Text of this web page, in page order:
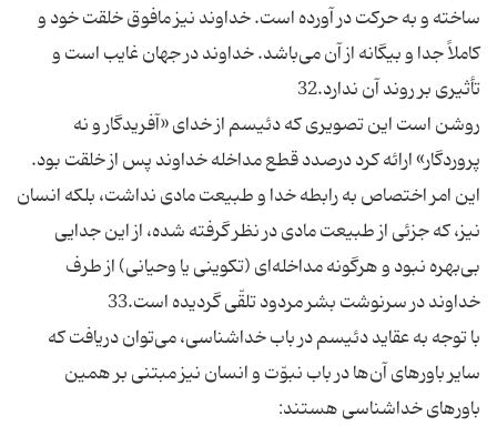
ساخته و به حركت در آورده است. خداوند نيز مافوق خلقت خود و
كاملاً جدا و بيگانه از آن مى‌باشد. خداوند در جهان غايب است و
تأثيرى بر روند آن ندارد.32
روشن است اين تصويرى كه دئيسم از خداى «آفريدگار و نه
پروردگار» ارائه كرد درصدد قطع مداخله خداوند پس از خلقت بود.
اين امر اختصاص به رابطه خدا و طبيعت مادى نداشت، بلكه انسان
نيز، كه جزئى از طبيعت مادى در نظر گرفته شده، از اين جدايى
بى‌بهره نبود و هرگونه مداخله‌اى (تكوينى يا وحيانى) از طرف
خداوند در سرنوشت بشر مردود تلقّى گرديده است.33
با توجه به عقايد دئيسم در باب خداشناسى، مى‌توان دريافت كه
ساير باورهاى آن‌ها در باب نبوّت و انسان نيز مبتنى بر همين
باورهاى خداشناسى هستند: